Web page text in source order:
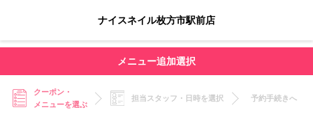
ナイスネイル枚方市駅前店
メニュー追加選択
クーポン・
メニューを選ぶ
担当スタッフ・日時を選択 予約手続きへ